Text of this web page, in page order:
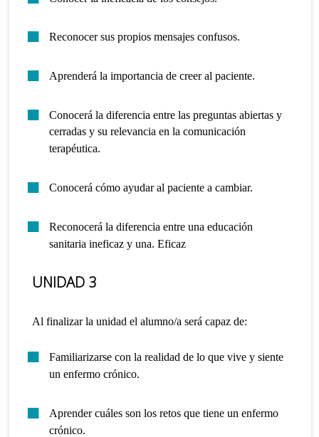
Reconocer sus propios mensajes confusos.
Aprenderá la importancia de creer al paciente.
Conocerá la diferencia entre las preguntas abiertas y
cerradas y su relevancia en la comunicación
terapéutica.
Conocerá cómo ayudar al paciente a cambiar.
Reconocerá la diferencia entre una educación
sanitaria ineficaz y una. Eficaz
UNIDAD 3
Al finalizar la unidad el alumno/a será capaz de:
Familiarizarse con la realidad de lo que vive y siente
un enfermo crónico.
Aprender cuáles son los retos que tiene un enfermo
crónico.